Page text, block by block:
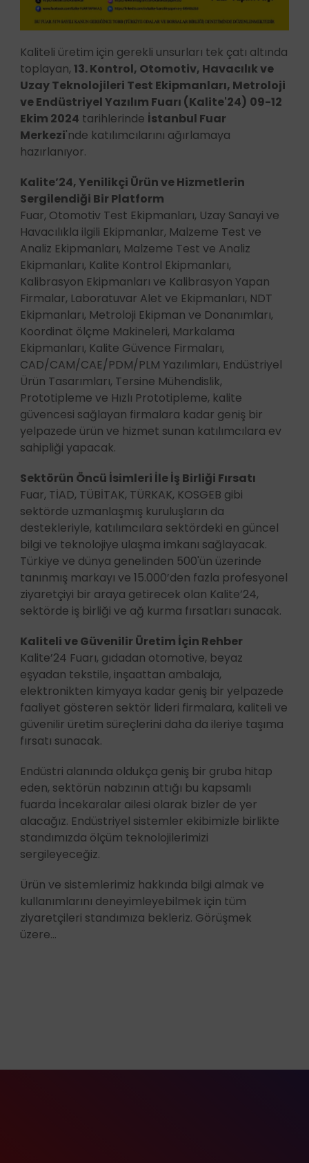
Kaliteli üretim için gerekli unsurları tek çatı altında
toplayan, 13. Kontrol, Otomotiv, Havacılık ve
Uzay Teknolojileri Test Ekipmanları, Metroloji
ve Endüstriyel Yazılım Fuarı (Kalite'24) 09-12
Ekim 2024 tarihlerinde İstanbul Fuar
Merkezi'nde katılımcılarını ağırlamaya
hazırlanıyor.
Kalite’24, Yenilikçi Ürün ve Hizmetlerin
Sergilendiği Bir Platform
Fuar, Otomotiv Test Ekipmanları, Uzay Sanayi ve
Havacılıkla ilgili Ekipmanlar, Malzeme Test ve
Analiz Ekipmanları, Malzeme Test ve Analiz
Ekipmanları, Kalite Kontrol Ekipmanları,
Kalibrasyon Ekipmanları ve Kalibrasyon Yapan
Firmalar, Laboratuvar Alet ve Ekipmanları, NDT
Ekipmanları, Metroloji Ekipman ve Donanımları,
Koordinat ölçme Makineleri, Markalama
Ekipmanları, Kalite Güvence Firmaları,
CAD/CAM/CAE/PDM/PLM Yazılımları, Endüstriyel
Ürün Tasarımları, Tersine Mühendislik,
Prototipleme ve Hızlı Prototipleme, kalite
güvencesi sağlayan firmalara kadar geniş bir
yelpazede ürün ve hizmet sunan katılımcılara ev
sahipliği yapacak.
Sektörün Öncü İsimleri İle İş Birliği Fırsatı
Fuar, TİAD, TÜBİTAK, TÜRKAK, KOSGEB gibi
sektörde uzmanlaşmış kuruluşların da
destekleriyle, katılımcılara sektördeki en güncel
bilgi ve teknolojiye ulaşma imkanı sağlayacak.
Türkiye ve dünya genelinden 500'ün üzerinde
tanınmış markayı ve 15.000’den fazla profesyonel
ziyaretçiyi bir araya getirecek olan Kalite’24,
sektörde iş birliği ve ağ kurma fırsatları sunacak.
Kaliteli ve Güvenilir Üretim İçin Rehber
Kalite’24 Fuarı, gıdadan otomotive, beyaz
eşyadan tekstile, inşaattan ambalaja,
elektronikten kimyaya kadar geniş bir yelpazede
faaliyet gösteren sektör lideri firmalara, kaliteli ve
güvenilir üretim süreçlerini daha da ileriye taşıma
fırsatı sunacak.
Endüstri alanında oldukça geniş bir gruba hitap
eden, sektörün nabzının attığı bu kapsamlı
fuarda İncekaralar ailesi olarak bizler de yer
alacağız. Endüstriyel sistemler ekibimizle birlikte
standımızda ölçüm teknolojilerimizi
sergileyeceğiz.
Ürün ve sistemlerimiz hakkında bilgi almak ve
kullanımlarını deneyimleyebilmek için tüm
ziyaretçileri standımıza bekleriz. Görüşmek
üzere...